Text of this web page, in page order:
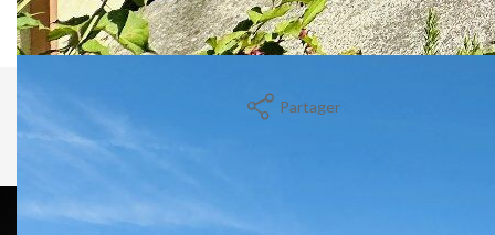
usage standard entre 3000€ et 4130€. indexées aux années
2021,2022 et 2023 (abonnement compris).
Partager
Calculer mon budget